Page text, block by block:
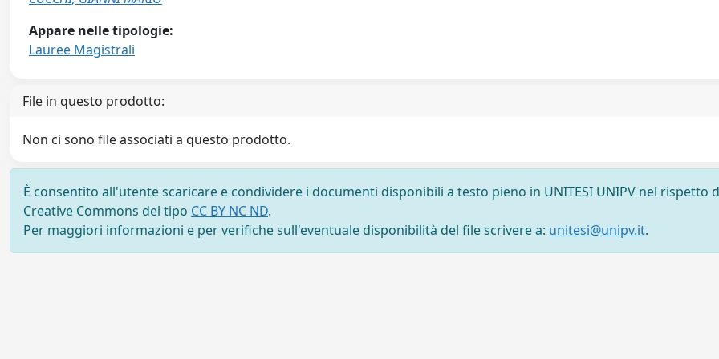
Appare nelle tipologie:
Lauree Magistrali
File in questo prodotto:
Non ci sono file associati a questo prodotto.
È consentito all'utente scaricare e condividere i documenti disponibili a testo pieno in UNITESI UNIPV nel rispetto
Creative Commons del tipo CC BY NC ND.
Per maggiori informazioni e per verifiche sull'eventuale disponibilità del file scrivere a: unitesi@unipv.it.